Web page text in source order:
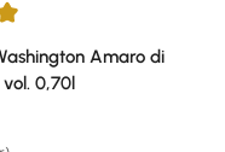
5 von 5 Sternen
Amaro di
0,70l